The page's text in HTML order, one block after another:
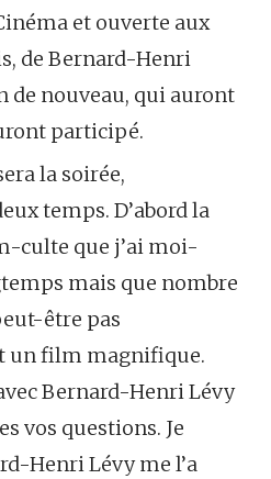
et ouverte aux
de Bernard-Henri
de nouveau, qui auront
participé.
la soirée,
temps. D’abord la
culte que j’ai moi-
mais que nombre
être pas
un film magnifique.
Bernard-Henri Lévy
vos questions. Je
Henri Lévy me l’a